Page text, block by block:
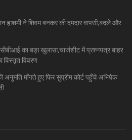
हाशमी ने शिवम बनकर की दमदार वापसी,बदले और
का बड़ा खुलासा,चार्जशीट में प्रश्नपत्र बाहर
विस्तृत विवरण
माँगते हुए फिर सुप्रीम कोर्ट पहुँचे अभिषेक